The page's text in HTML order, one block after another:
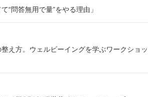
問答無用で量”をやる理由」
え方。ウェルビーイングを学ぶワークショッ